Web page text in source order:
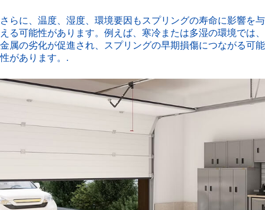
さらに、温度、湿度、環境要因もスプリングの寿命に影響を与
える可能性があります。例えば、寒冷または多湿の環境では、
金属の劣化が促進され、スプリングの早期損傷につながる可能
性があります。.